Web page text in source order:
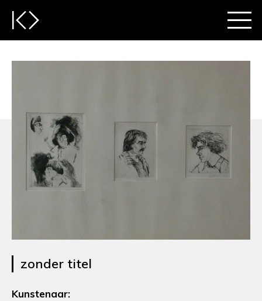
zonder titel
Kunstenaar: